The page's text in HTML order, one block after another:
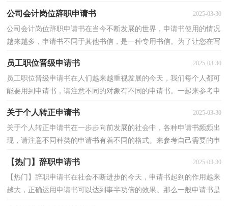
公司会计岗位辞职申请书 2025-03-30
公司会计岗位辞职申请书在当今不断发展的世界，申请书使用的情况
越来越多，申请书不同于其他书信，是一种专用书信。为了让您在写
员工职位晋级申请书 2025-03-30
员工职位晋级申请书在人们越来越重视发展的今天，我们每个人都可
能要用到申请书，请注意不同的对象有不同的申请书。一起来参考申
关于个人转正申请书 2025-03-30
关于个人转正申请书在一步步向前发展的社会中，各种申请书频频出
现，请注意不同种类的申请书有着不同的格式。来参考自己需要的申
【热门】辞职申请书 2025-03-30
【热门】辞职申请书在社会不断进步的今天，申请书起到的作用越来
越大，正确运用申请书可以达到事半功倍的效果。那么一般申请书是